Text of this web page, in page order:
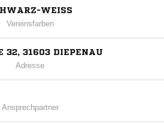
WEISS
Vereinsfarben
32, 31603 DIEPENAU
Adresse
Ansprechpartner